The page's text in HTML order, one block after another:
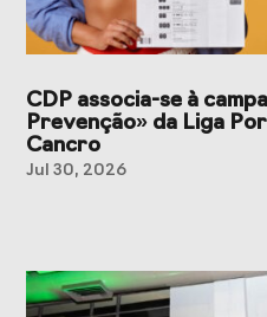
CDP associa-se à
Prevenção» da Liga
Cancro
Jul 30, 2026